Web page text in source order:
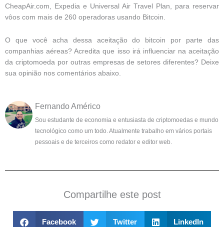
CheapAir.com, Expedia e Universal Air Travel Plan, para reservar
vôos com mais de 260 operadoras usando Bitcoin.
O que você acha dessa aceitação do bitcoin por parte das
companhias aéreas? Acredita que isso irá influenciar na aceitação
da criptomoeda por outras empresas de setores diferentes? Deixe
sua opinião nos comentários abaixo.
Fernando Américo
Sou estudante de economia e entusiasta de criptomoedas e mundo
tecnológico como um todo. Atualmente trabalho em vários portais
pessoais e de terceiros como redator e editor web.
Compartilhe este post
Facebook Twitter LinkedIn